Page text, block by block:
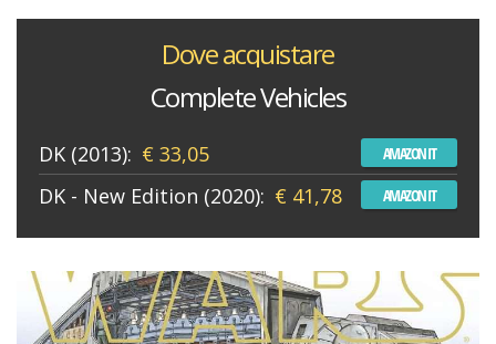
Dove acquistare
Complete Vehicles
DK (2013): € 33,05 AMAZON IT
DK - New Edition (2020): € 41,78 AMAZON IT